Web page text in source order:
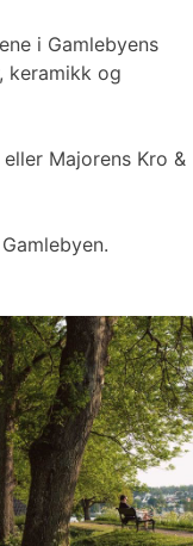
i Gamlebyens
keramikk og
Majorens Kro &